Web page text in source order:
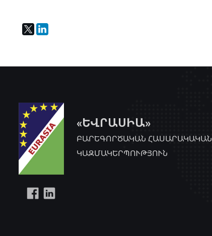
«ԵՎՐԱՍԻԱ»
ԲԱՐԵԳՈՐԾԱԿԱՆ ՀԱՍԱՐԱԿԱԿԱՆ
ԿԱԶՄԱԿԵՐՊՈՒԹՅՈՒՆ